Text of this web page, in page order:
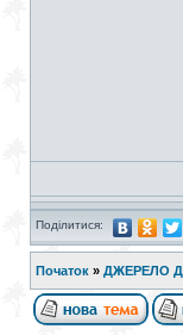
Поділитися:
Початок » ДЖЕРЕЛО